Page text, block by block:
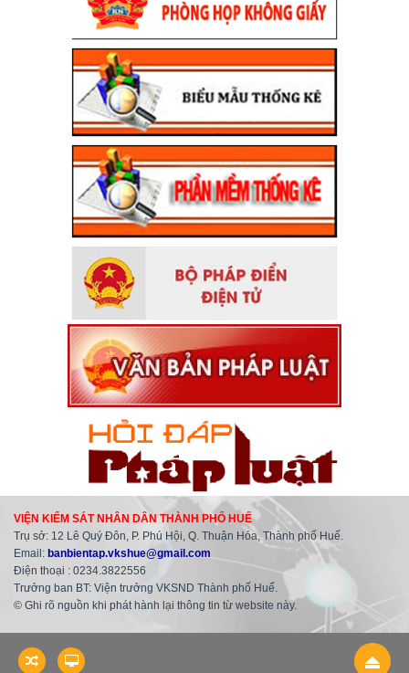
VIỆN KIỂM SÁT NHÂN DÂN THÀNH PHỐ HUẾ
Trụ sở: 12 Lê Quý Đôn, P. Phú Hội, Q. Thuận Hóa, Thành phố Huế.
Email: banbientap.vkshue@gmail.com
Điện thoại : 0234.3822556
Trưởng ban BT: Viện trưởng VKSND Thành phố Huế.
© Ghi rõ nguồn khi phát hành lại thông tin từ website này.